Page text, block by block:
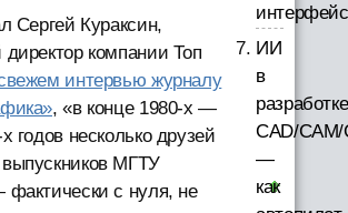
Сергей Кураксин,
директор компании Топ
интервью журналу
, «в конце 1980-х —
годов несколько друзей
МГТУ
с нуля, не
ИИ
в
разработке
CAD/
—
как